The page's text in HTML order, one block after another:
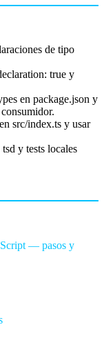
de tipo
true y
en package.json y
src/index.ts y usar
y tests locales
— pasos y